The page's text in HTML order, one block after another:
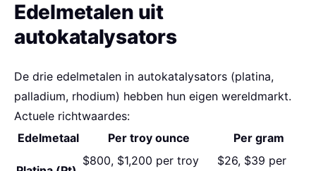
Edelmetalen uit
autokatalysators
De drie edelmetalen in autokatalysators (platina,
palladium, rhodium) hebben hun eigen wereldmarkt.
Actuele richtwaardes:
Edelmetaal
Per troy ounce Per gram
$800, $1,200 per troy
$26, $39 per